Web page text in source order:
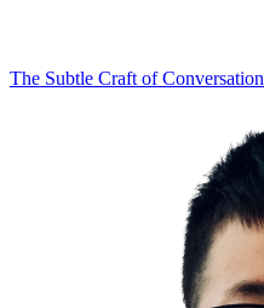
The Subtle Craft of Conversation